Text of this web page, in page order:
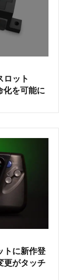
ロット
化を可能に
トに新作登
更がタッチ